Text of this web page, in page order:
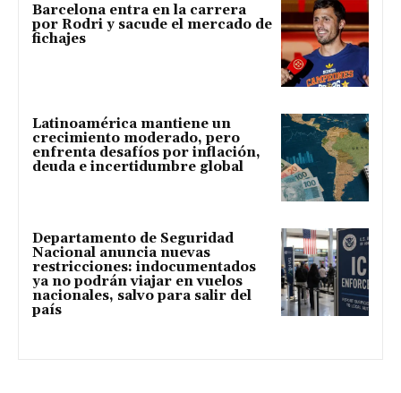
Barcelona entra en la carrera
por Rodri y sacude el mercado de
fichajes
Latinoamérica mantiene un
crecimiento moderado, pero
enfrenta desafíos por inflación,
deuda e incertidumbre global
Departamento de Seguridad
Nacional anuncia nuevas
restricciones: indocumentados
ya no podrán viajar en vuelos
nacionales, salvo para salir del
país